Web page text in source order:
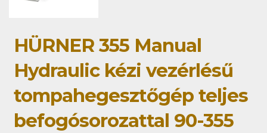
HÜRNER 355 Manual
Hydraulic kézi vezérlésű
tompahegesztőgép teljes
befogósorozattal 90-355